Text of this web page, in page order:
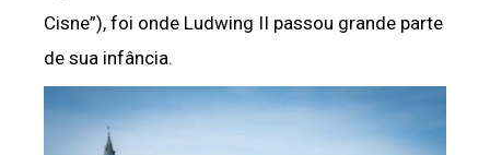
Cisne”), foi onde Ludwing II passou grande parte
de sua infância.